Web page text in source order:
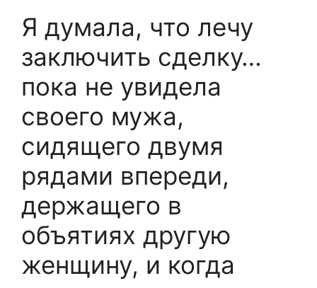
Я думала, что лечу
заключить сделку…
пока не увидела
своего мужа,
сидящего двумя
рядами впереди,
держащего в
объятиях другую
женщину, и когда